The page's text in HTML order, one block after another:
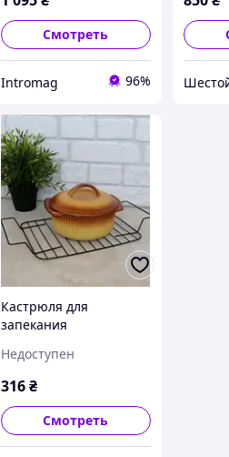
Смотреть
Intromag 96%
Кастрюля для
запекания
236788 1.2 л
Недоступен
316 ₴
Смотреть